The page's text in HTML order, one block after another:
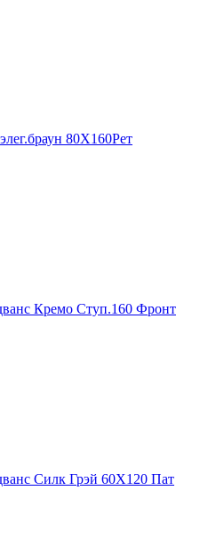
80X160Рет
Кремо Ступ.160 Фронт
Силк Грэй 60X120 Пат